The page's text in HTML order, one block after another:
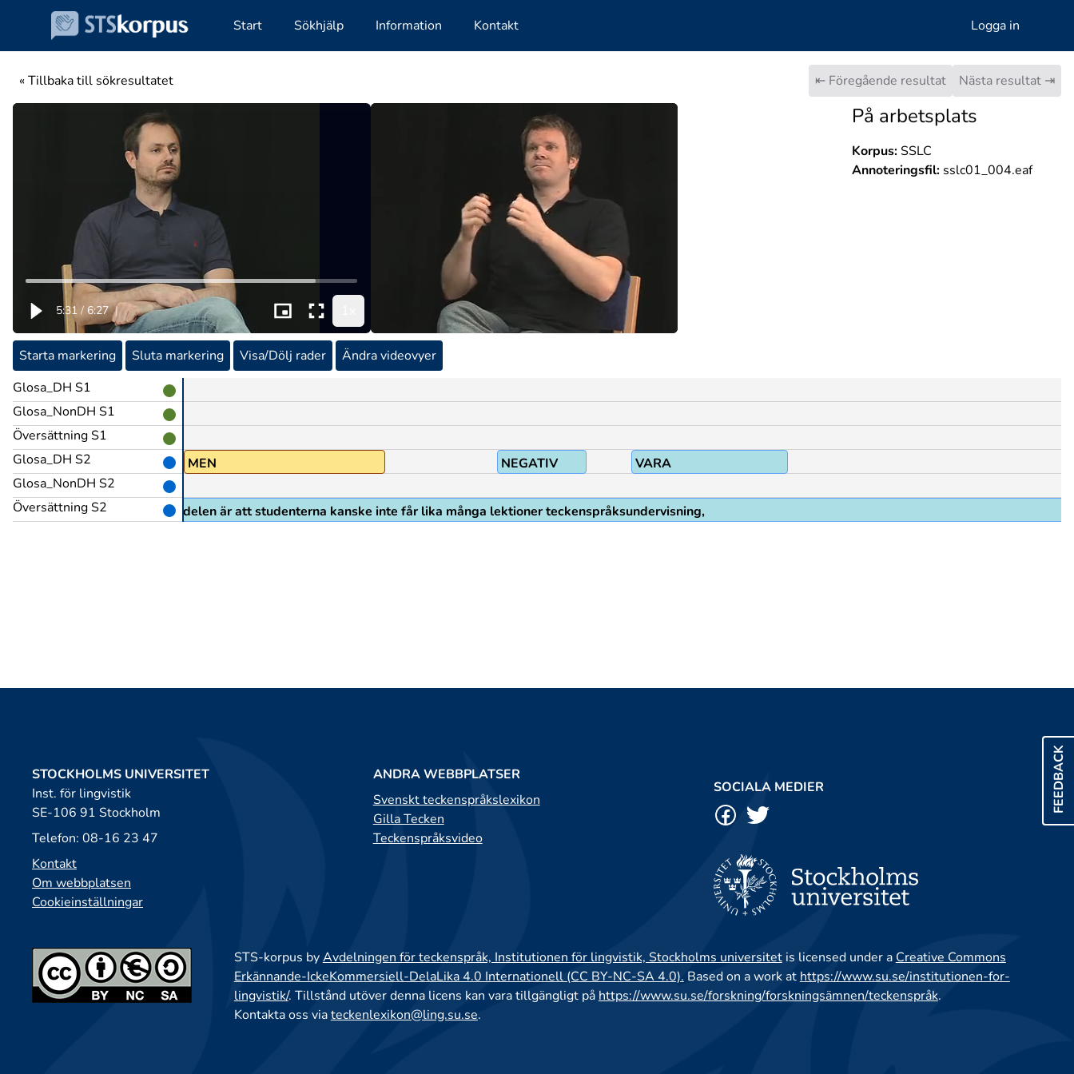
Start Sökhjälp Information Kontakt Logga in
« Tillbaka till sökresultatet ⇤ Föregående resultat Nästa resultat ⇥
5:31 / 6:27 |
På arbetsplats
Korpus:SSLC
Annoteringsfil:sslc01_004.eaf
Starta markering Sluta markering Visa/Dölj rader
Ändra videovyer
Glosa_DH S1
Glosa_NonDH S1
Översättning S1
Glosa_DH S2
Glosa_NonDH S2
Översättning S2
MEN NEGATIV VARA
men nackdelen är att studenterna kanske inte får lika många lektioner teckenspråksundervisning,
FEEDBACK
STOCKHOLMS UNIVERSITET
Inst. för lingvistik
SE-106 91 Stockholm
Telefon: 08-16 23 47
Kontakt
Om webbplatsen
Cookieinställningar
ANDRA WEBBPLATSER
Svenskt teckenspråkslexikon
Gilla Tecken
Teckenspråksvideo
SOCIALA MEDIER
STS-korpus byAvdelningen för teckenspråk, Institutionen för lingvistik, Stockholms universitetis licensed under a Creative Commons
Erkännande-IckeKommersiell-DelaLika 4.0 Internationell (CC BY-NC-SA 4.0). Based on a work at https://www.su.se/institutionen-for-
lingvistik/. Tillstånd utöver denna licens kan vara tillgängligt på https://www.su.se/forskning/forskningsämnen/teckenspråk.
Kontakta oss viateckenlexikon@ling.su.se.